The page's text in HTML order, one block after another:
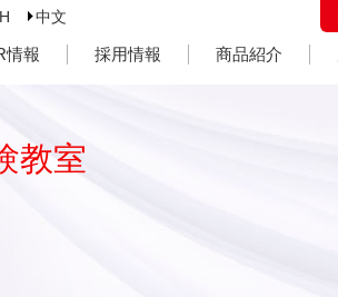
中文
情報 採用情報 商品紹介
教室